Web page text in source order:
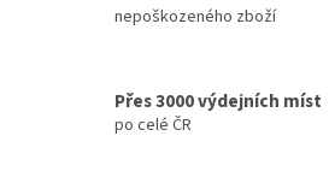
nepoškozeného zboží
Přes 3000 výdejních míst
po celé ČR